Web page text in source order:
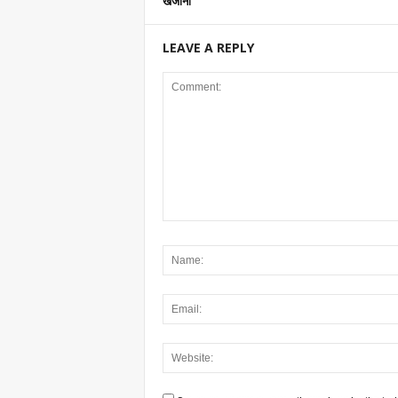
LEAVE A REPLY